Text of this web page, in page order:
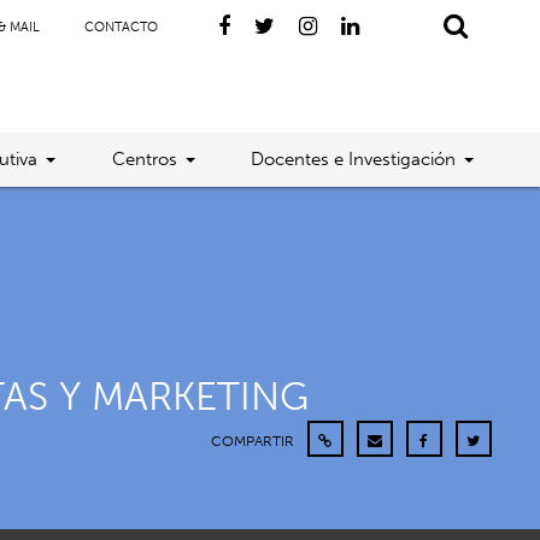
MAIL CONTACTO
Centros Docentes e Investigación
Y MARKETING
COMPARTIR